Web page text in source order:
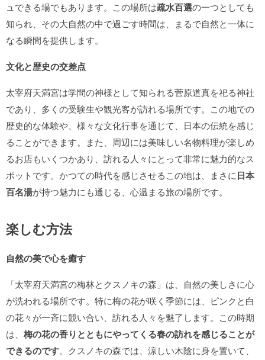
ュできる場でもあります。この場所は疏水百選の一つとしても
知られ、その大自然の中で過ごす時間は、まるで自然と一体に
なる瞬間を提供します。
文化と歴史の交差点
太宰府天満宮は学問の神様として知られる菅原道真を祀る神社
であり、多くの受験生や観光客が訪れる場所です。この地での
歴史的な体験や、様々な文化行事を通じて、日本の伝統を感じ
ることができます。また、周辺には美味しい名物料理が楽しめ
るお店もいくつかあり、訪れる人々にとって非常に魅力的なス
ポットです。かつての時代を感じさせるこの地は、まさに日本
百名湯が持つ魅力にも通じる、心温まる旅の場所です。
楽しむ方法
自然の美で心を癒す
「太宰府天満宮の梅林とクスノキの森」は、自然の美しさに心
が洗われる場所です。特に梅の花が咲く季節には、ピンクと白
の花々が一斉に競い合い、訪れる人々を魅了します。この時期
は、 梅の花の香りとともにやってくる春の訪れを感じることが
できるのです。クスノキの森では、涼しい木陰に身を置いて、